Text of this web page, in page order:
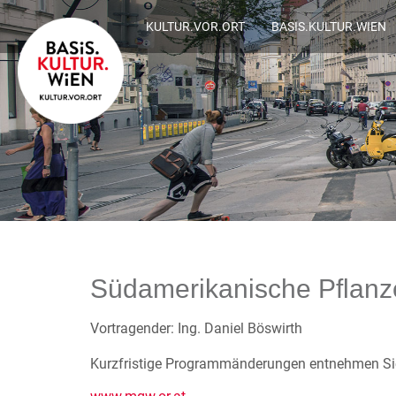
KULTUR.VOR.ORT BASIS.KULTUR.WIEN
Südamerikanische
Vortragender: Ing. Daniel Böswirth
Kurzfristige Programmänderungen entnehmen